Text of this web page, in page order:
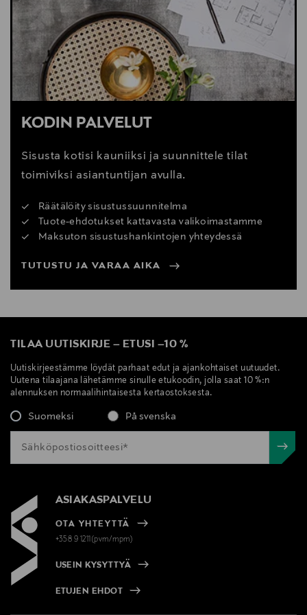
info@tempur.fi
KODIN PALVELUT
Sisusta kotisi kauniiksi ja suunnittele tilat
toimiviksi asiantuntijan avulla.
Räätälöity sisustussuunnitelma
Tuote-ehdotukset kattavasta valikoimastamme
Maksuton sisustushankintojen yhteydessä
TUTUSTU JA VARAA AIKA
TILAA UUTISKIRJE – ETUSI –10 %
Uutiskirjeestämme löydät parhaat edut ja ajankohtaiset uutuudet.
Uutena tilaajana lähetämme sinulle etukoodin, jolla saat 10 %:n
alennuksen normaalihintaisesta kertaostoksesta.
Suomeksi På svenska
ASIAKASPALVELU
OTA YHTEYTTÄ
+358 9 1211(pvm/mpm)
USEIN KYSYTTYÄ
ETUJEN EHDOT